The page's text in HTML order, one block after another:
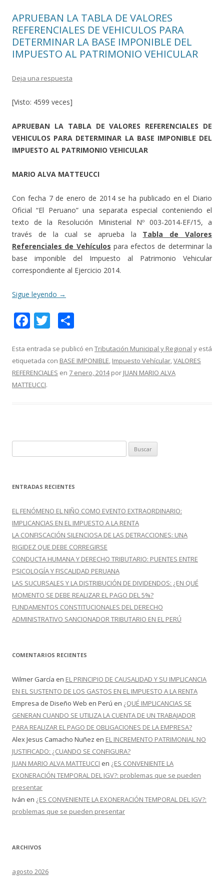
APRUEBAN LA TABLA DE VALORES
REFERENCIALES DE VEHICULOS PARA
DETERMINAR LA BASE IMPONIBLE DEL
IMPUESTO AL PATRIMONIO VEHICULAR
Deja una respuesta
[Visto: 4599 veces]
APRUEBAN LA TABLA DE VALORES REFERENCIALES DE
VEHICULOS PARA DETERMINAR LA BASE IMPONIBLE DEL
IMPUESTO AL PATRIMONIO VEHICULAR
MARIO ALVA MATTEUCCI
Con fecha 7 de enero de 2014 se ha publicado en el Diario
Oficial “El Peruano” una separata especial conteniendo el
texto de la Resolución Ministerial Nº 003-2014-EF/15, a
través de la cual se aprueba la Tabla de Valores
Referenciales de Vehículos para efectos de determinar la
base imponible del Impuesto al Patrimonio Vehicular
correspondiente al Ejercicio 2014.
Sigue leyendo →
F
e
b
o
T
itt
er
m
p
Esta entrada se publicó en Tributación Municipal y Regional y está
etiquetada con BASE IMPONIBLE, Impuesto Vehícular,VALORES
REFERENCIALES en 7 enero, 2014por JUAN MARIO ALVA
MATTEUCCI.
u
c
r
:
ENTRADAS RECIENTES
EL FENÓMENO EL NIÑO COMO EVENTO EXTRAORDINARIO:
IMPLICANCIAS EN EL IMPUESTO A LA RENTA
LA CONFISCACIÓN SILENCIOSA DE LAS DETRACCIONES: UNA
RIGIDEZ QUE DEBE CORREGIRSE
CONDUCTA HUMANA Y DERECHO TRIBUTARIO: PUENTES ENTRE
PSICOLOGÍA Y FISCALIDAD PERUANA
LAS SUCURSALES Y LA DISTRIBUCIÓN DE DIVIDENDOS: ¿EN QUÉ
MOMENTO SE DEBE REALIZAR EL PAGO DEL 5%?
FUNDAMENTOS CONSTITUCIONALES DEL DERECHO
ADMINISTRATIVO SANCIONADOR TRIBUTARIO EN EL PERÚ
COMENTARIOS RECIENTES
Wilmer García en EL PRINCIPIO DE CAUSALIDAD Y SU IMPLICANCIA
EN EL SUSTENTO DE LOS GASTOS EN EL IMPUESTO A LA RENTA
Empresa de Diseño Web en Perú en ¿QUÉ IMPLICANCIAS SE
GENERAN CUANDO SE UTILIZA LA CUENTA DE UN TRABAJADOR
PARA REALIZAR EL PAGO DE OBLIGACIONES DE LA EMPRESA?
Alex Jesus Camacho Nuñez en EL INCREMENTO PATRIMONIAL NO
JUSTIFICADO: ¿CUANDO SE CONFIGURA?
JUAN MARIO ALVA MATTEUCCI en ¿ES CONVENIENTE LA
EXONERACIÓN TEMPORAL DEL IGV?: problemas que se pueden
presentar
Iván en ¿ES CONVENIENTE LA EXONERACIÓN TEMPORAL DEL IGV?:
problemas que se pueden presentar
ARCHIVOS
agosto 2026